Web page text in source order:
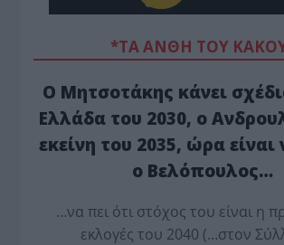
*ΤΑ ΆΝΘΗ ΤΟΥ
Ο Μητσοτάκης κάνει
Ελλάδα του 2030, ο
εκείνη του 2035, ώρα είναι
ο Βελόπουλος…
…να πει ότι στόχος του είναι η
εκλογές του 2040 (…στον